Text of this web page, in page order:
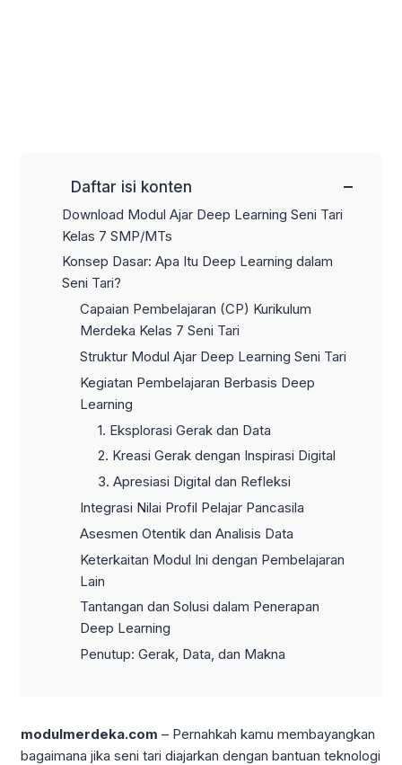
Daftar isi konten −
Download Modul Ajar Deep Learning Seni Tari
Kelas 7 SMP/MTs
Konsep Dasar: Apa Itu Deep Learning dalam
Seni Tari?
Capaian Pembelajaran (CP) Kurikulum
Merdeka Kelas 7 Seni Tari
Struktur Modul Ajar Deep Learning Seni Tari
Kegiatan Pembelajaran Berbasis Deep
Learning
1. Eksplorasi Gerak dan Data
2. Kreasi Gerak dengan Inspirasi Digital
3. Apresiasi Digital dan Refleksi
Integrasi Nilai Profil Pelajar Pancasila
Asesmen Otentik dan Analisis Data
Keterkaitan Modul Ini dengan Pembelajaran
Lain
Tantangan dan Solusi dalam Penerapan
Deep Learning
Penutup: Gerak, Data, dan Makna
modulmerdeka.com – Pernahkah kamu membayangkan
bagaimana jika seni tari diajarkan dengan bantuan teknologi